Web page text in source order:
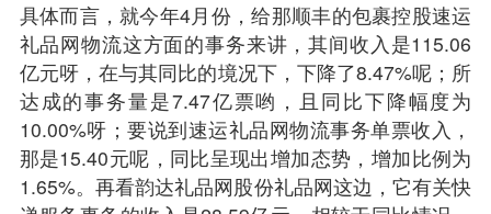
具体而言，就今年4月份，给那顺丰的包裹控股速运
礼品网物流这方面的事务来讲，其间收入是115.06
亿元呀，在与其同比的境况下，下降了8.47%呢；所
达成的事务量是7.47亿票哟，且同比下降幅度为
10.00%呀；要说到速运礼品网物流事务单票收入，
那是15.40元呢，同比呈现出增加态势，增加比例为
1.65%。再看韵达礼品网股份礼品网这边，它有关快